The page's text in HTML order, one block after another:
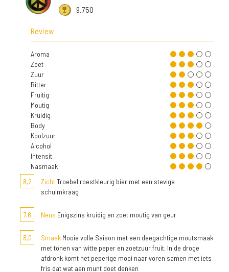
9.750
Review
Aroma
Zoet
Zuur
Bitter
Fruitig
Moutig
Kruidig
Body
Koolzuur
Alcohol
Intensit.
Nasmaak
8,2
ZichtTroebel roestkleurig bier met een stevige
schuimkraag
7,6 Neus Enigszins kruidig en zoet moutig van geur
8,0 Smaak Mooie volle Saison met een deegachtige moutsmaak
met tonen van witte peper en zoetzuur fruit. In de droge
afdronk komt het peperige mooi naar voren samen met iets
fris dat wat aan munt doet denken